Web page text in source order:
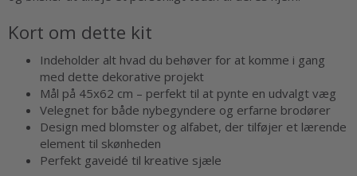
Kort om dette kit
Indeholder alt hvad du behøver for at komme i gang
med dette dekorative projekt
Mål på 45x62 cm – perfekt til at pynte en udvalgt væg
Velegnet for både nybegyndere og erfarne brodører
Design med blomster og alfabet, der tilføjer et lærende
element til skønheden
Perfekt gaveidé til kreative sjæle